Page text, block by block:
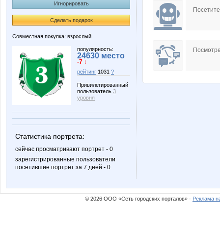
Игнорировать
Сделать подарок
Совместная покупка: взрослый
популярность:
24630 место
-7 ↓
рейтинг 1031 ?
Привилегированный
пользователь 3
уровня
Статистика портрета:
сейчас просматривают портрет - 0
зарегистрированные пользователи
посетившие портрет за 7 дней - 0
irina26 jade
© 2026 ООО «Сеть городских порталов» · Реклама